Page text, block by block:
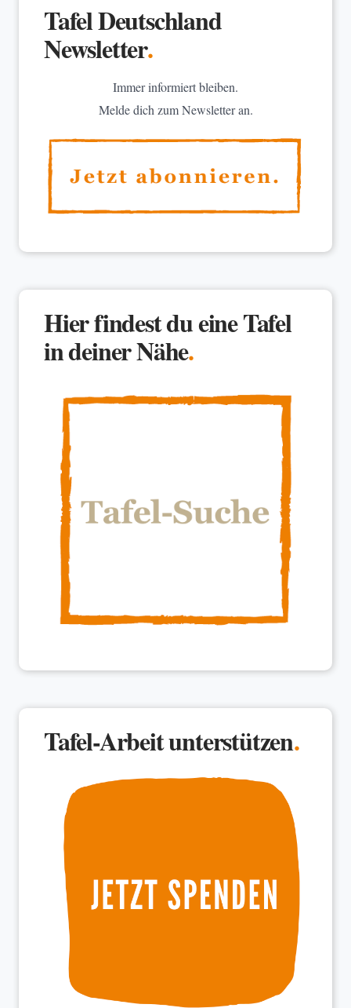
Tafel Deutschland
Newsletter.
Immer informiert bleiben.
Melde dich zum Newsletter an.
Hier findest du eine Tafel
in deiner Nähe.
Tafel-Arbeit unterstützen.